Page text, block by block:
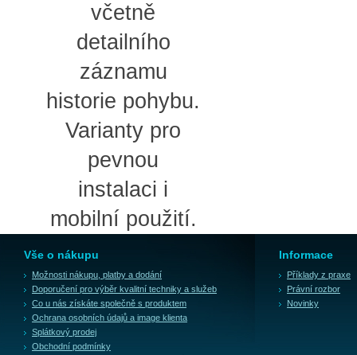
včetně
detailního
záznamu
historie pohybu.
Varianty pro
pevnou
instalaci i
mobilní použití.
Vše o nákupu
Možnosti nákupu, platby a dodání
Doporučení pro výběr kvalitní techniky a služeb
Co u nás získáte společně s produktem
Ochrana osobních údajů a image klienta
Splátkový prodej
Obchodní podmínky
Informace
Příklady z praxe
Právní rozbor
Novinky